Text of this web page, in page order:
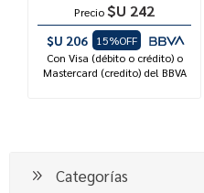
Precio $U 242
$U 206
15%OFF
Con Visa (débito o crédito) o
Mastercard (credito) del BBVA
Categorías